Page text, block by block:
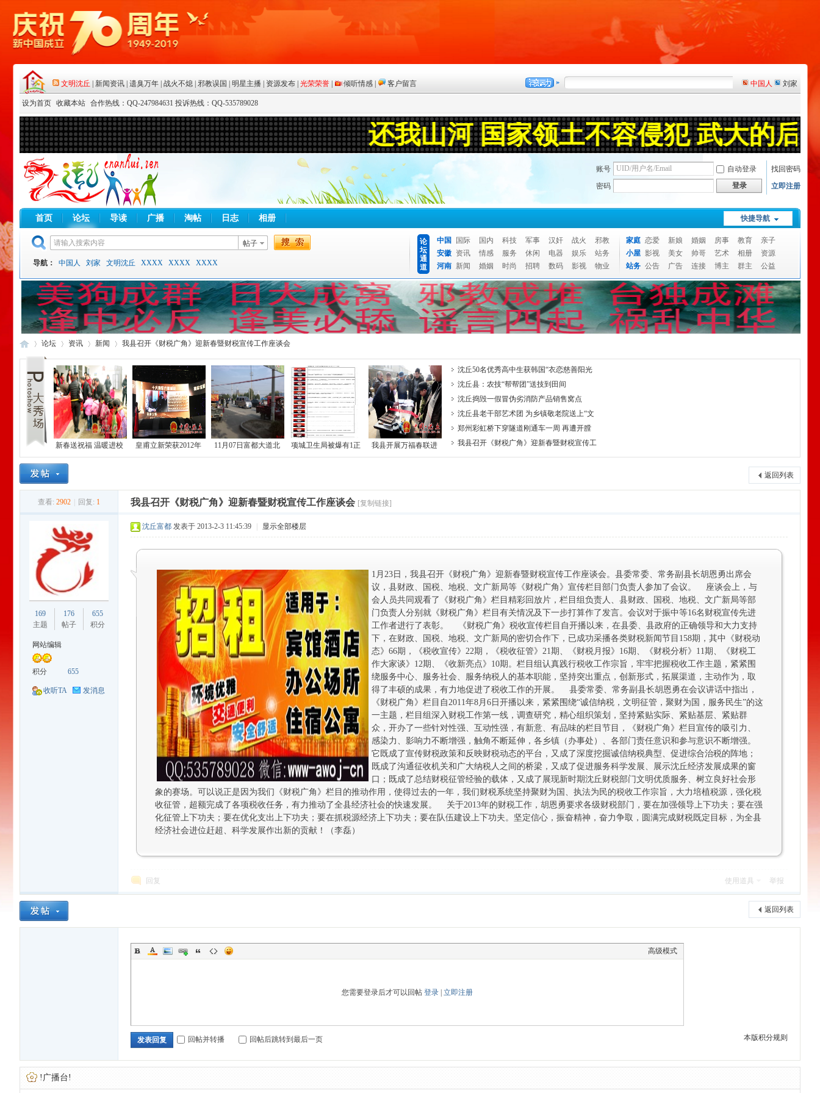
设为首页 收藏本站 合作热线：QQ-247984631 投诉热线：QQ-535789028
账号 自动登录
找回密码
密码
登录 立即注册
快捷导航
首页 论坛 导读 广播 淘帖 日志 相册
帖子
导航： 中国人 刘家 文明沈丘 XXXX XXXX XXXX
论
坛
通
道
中国 国际 国内 科技 军事 汉奸 战火
邪教
安徽 资讯 情感 服务 休闲 电器 娱乐
站务
河南 新闻 婚姻 时尚 招聘 数码 影视 物业
家庭 恋爱 新娘 婚姻 房事 教育
亲子
小屋 影视 美女 帅哥 艺术 相册
资源
站务 公告 广告 连接 博主 群主 公益
»
论坛
›
资讯
›
新闻
›
我县召开《财税广角》迎新春暨财税宣传工作座谈会
新春送祝福 温暖进校
园 ----团县委联合周口
智胜文化传媒有限公
司开展“送温暖”慰问
活动
皇甫立新荣获2012年
度河南省十大拥军优
11月07日富都大道北
段五叉路口发生交通
项城卫生局被爆有1正
14副领导
我县开展万福春联进
农家迎新春活动
沈丘50名优秀高中生获韩国“衣恋慈善阳光
助学”项目救助
沈丘县：农技“帮帮团”送技到田间
沈丘捣毁一假冒伪劣消防产品销售窝点
沈丘县老干部艺术团 为乡镇敬老院送上“文
化大餐”
郑州彩虹桥下穿隧道刚通车一周 再遭开膛
破肚
我县召开《财税广角》迎新春暨财税宣传工
作座谈会
返回列表
查看: 2902 回复: 1 我县召开《财税广角》迎新春暨财税宣传工作座谈会 [复制链接]
169
主题
176
帖子
655
积分
网站编辑
积分 655
收听TA 发消息
沈丘富都 发表于 2013-2-3 11:45:39 显示全部楼层
1月23日，我县召开《财税广角》迎新春暨财税宣传工作座谈会。县委常委、常务副县长胡恩勇出席会
议，县财政、国税、地税、文广新局等《财税广角》宣传栏目部门负责人参加了会议。 座谈会上，与
会人员共同观看了《财税广角》栏目精彩回放片，栏目组负责人、县财政、国税、地税、文广新局等部
门负责人分别就《财税广角》栏目有关情况及下一步打算作了发言。会议对于振中等16名财税宣传先进
工作者进行了表彰。 《财税广角》税收宣传栏目自开播以来，在县委、县政府的正确领导和大力支持
下，在财政、国税、地税、文广新局的密切合作下，已成功采播各类财税新闻节目158期，其中《财税动
态》66期，《税收宣传》22期，《税收征管》21期、《财税月报》16期、《财税分析》11期、《财税工
作大家谈》12期、《收新亮点》10期。栏目组认真践行税收工作宗旨，牢牢把握税收工作主题，紧紧围
绕服务中心、服务社会、服务纳税人的基本职能，坚持突出重点，创新形式，拓展渠道，主动作为，取
得了丰硕的成果，有力地促进了税收工作的开展。 县委常委、常务副县长胡恩勇在会议讲话中指出，
《财税广角》栏目自2011年8月6日开播以来，紧紧围绕“诚信纳税，文明征管，聚财为国，服务民生”的这
一主题，栏目组深入财税工作第一线，调查研究，精心组织策划，坚持紧贴实际、紧贴基层、紧贴群
众，开办了一些针对性强、互动性强，有新意、有品味的栏目节目，《财税广角》栏目宣传的吸引力、
感染力、影响力不断增强，触角不断延伸，各乡镇（办事处）、各部门责任意识和参与意识不断增强。
它既成了宣传财税政策和反映财税动态的平台，又成了深度挖掘诚信纳税典型、促进综合治税的阵地；
既成了沟通征收机关和广大纳税人之间的桥梁，又成了促进服务科学发展、展示沈丘经济发展成果的窗
口；既成了总结财税征管经验的载体，又成了展现新时期沈丘财税部门文明优质服务、树立良好社会形
象的赛场。可以说正是因为我们《财税广角》栏目的推动作用，使得过去的一年，我们财税系统坚持聚财为国、执法为民的税收工作宗旨，大力培植税源，强化税
收征管，超额完成了各项税收任务，有力推动了全县经济社会的快速发展。 关于2013年的财税工作，胡恩勇要求各级财税部门，要在加强领导上下功夫；要在强
化征管上下功夫；要在优化支出上下功夫；要在抓税源经济上下功夫；要在队伍建设上下功夫。坚定信心，振奋精神，奋力争取，圆满完成财税既定目标，为全县
经济社会进位赶超、科学发展作出新的贡献！（李磊）
回复 使用道具 举报
返回列表
高级模式
您需要登录后才可以回帖 登录 立即注册
本版积分规则
发表回复 回帖并转播 回帖后跳转到最后一页
!广播台!